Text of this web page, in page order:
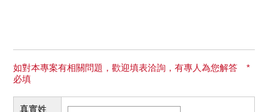
如對本專案有相關問題，歡迎填表洽詢，有專人為您解答 *
必填
真實姓